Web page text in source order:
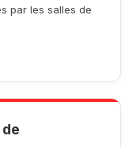
par les salles de